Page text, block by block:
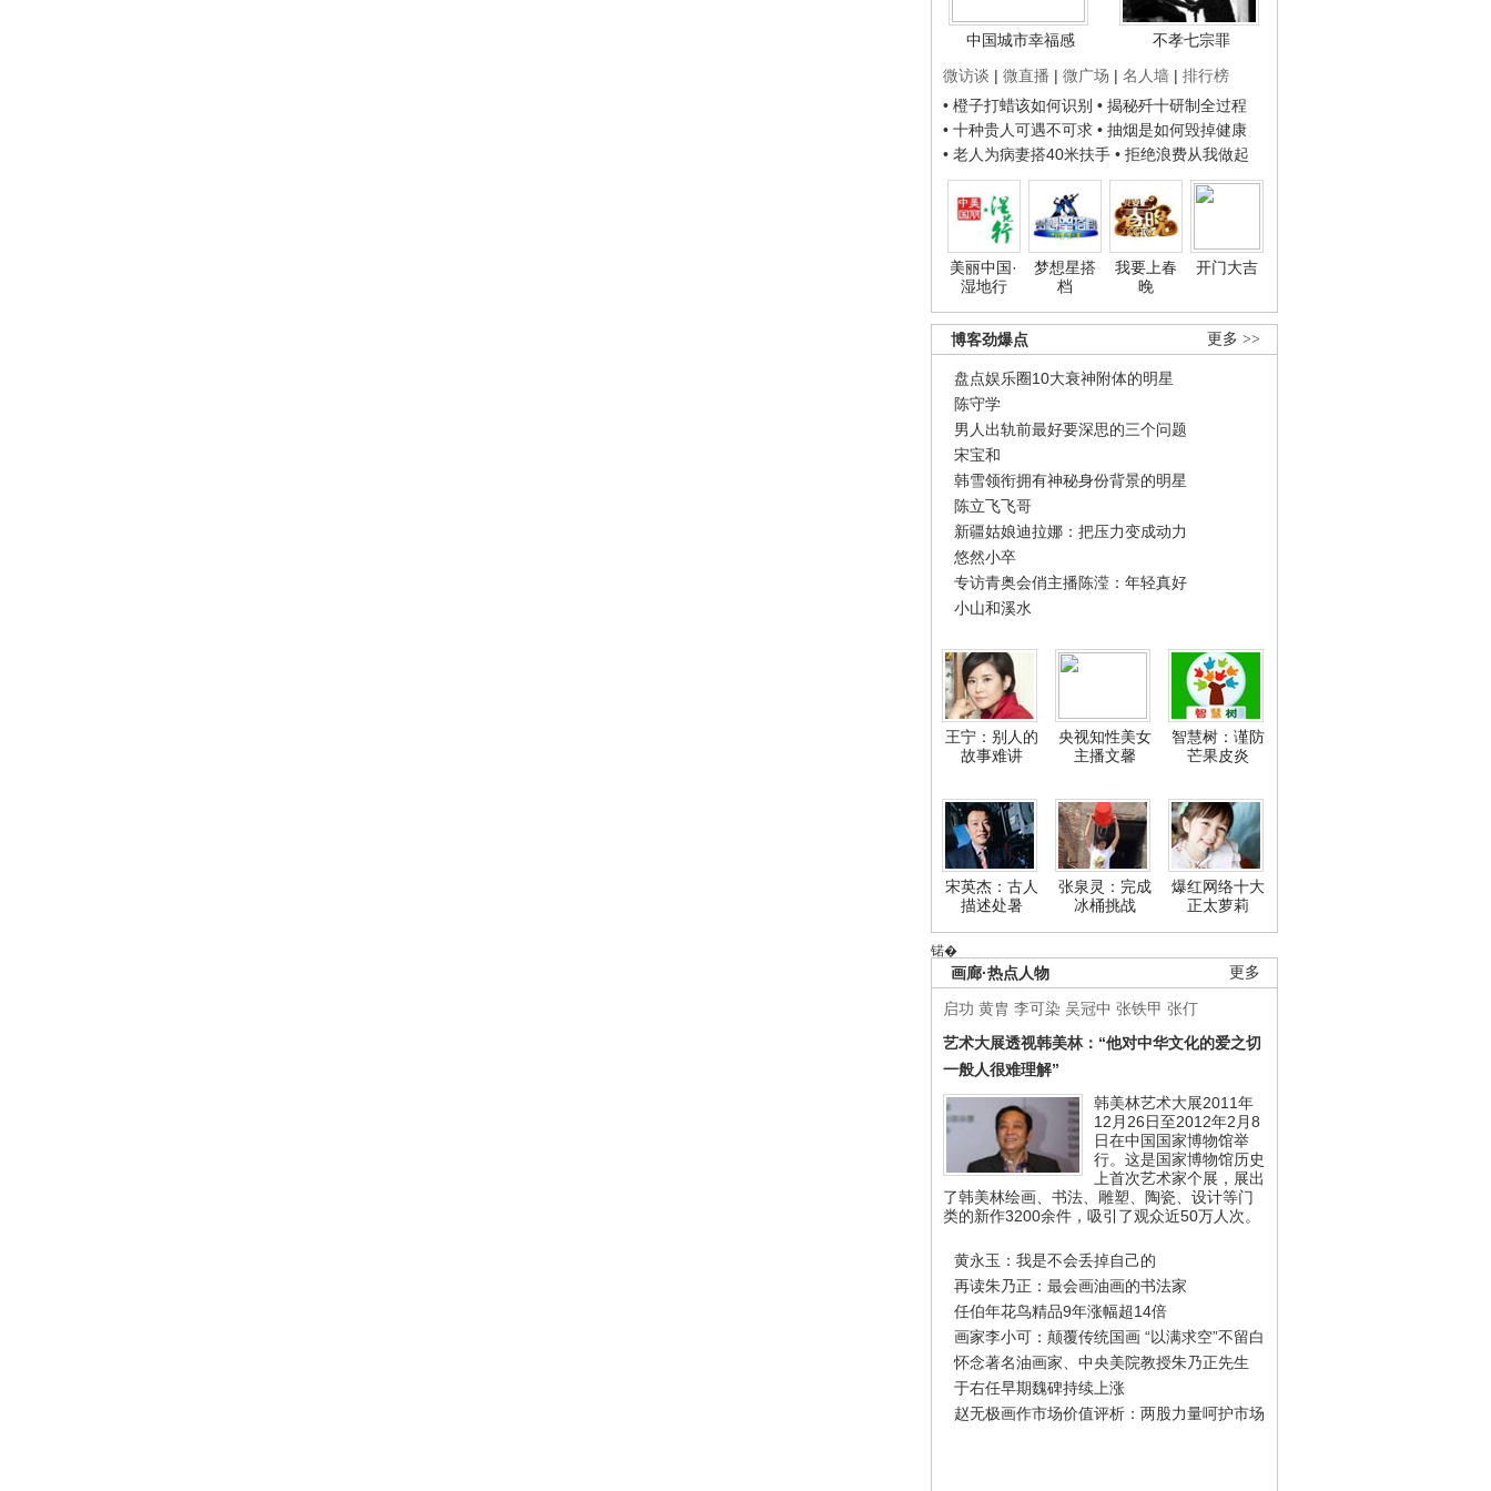
中国城市幸福感
不孝七宗罪
微访谈 | 微直播 | 微广场 | 名人墙 | 排行榜
• 橙子打蜡该如何识别 • 揭秘歼十研制全过程
• 十种贵人可遇不可求 • 抽烟是如何毁掉健康
• 老人为病妻搭40米扶手 • 拒绝浪费从我做起
美丽中国·
湿地行
梦想星搭
档
我要上春
晚
开门大吉
更多 >>
博客劲爆点
盘点娱乐圈10大衰神附体的明星
陈守学
男人出轨前最好要深思的三个问题
宋宝和
韩雪领衔拥有神秘身份背景的明星
陈立飞飞哥
新疆姑娘迪拉娜：把压力变成动力
悠然小卒
专访青奥会俏主播陈滢：年轻真好
小山和溪水
王宁：别人的
故事难讲
央视知性美女
主播文馨
智慧树：谨防
芒果皮炎
宋英杰：古人
描述处暑
张泉灵：完成
冰桶挑战
爆红网络十大
正太萝莉
锘�
更多
画廊·热点人物
启功 黄胄 李可染 吴冠中 张铁甲 张仃
艺术大展透视韩美林：“他对中华文化的爱之切
一般人很难理解”
韩美林艺术大展2011年
12月26日至2012年2月8
日在中国国家博物馆举
行。这是国家博物馆历史
上首次艺术家个展，展出
了韩美林绘画、书法、雕塑、陶瓷、设计等门
类的新作3200余件，吸引了观众近50万人次。
黄永玉：我是不会丢掉自己的
再读朱乃正：最会画油画的书法家
任伯年花鸟精品9年涨幅超14倍
画家李小可：颠覆传统国画 “以满求空”不留白
怀念著名油画家、中央美院教授朱乃正先生
于右任早期魏碑持续上涨
赵无极画作市场价值评析：两股力量呵护市场